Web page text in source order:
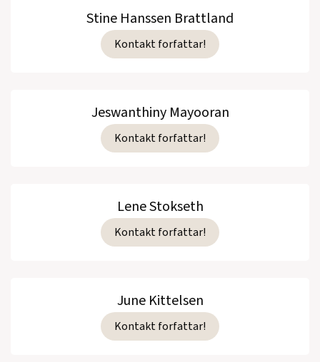
Stine Hanssen Brattland
Kontakt forfattar!
Jeswanthiny Mayooran
Kontakt forfattar!
Lene Stokseth
Kontakt forfattar!
June Kittelsen
Kontakt forfattar!